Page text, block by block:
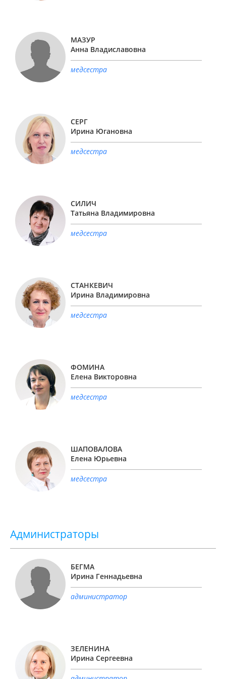
МАЗУР
Анна Владиславовна
медсестра
СЕРГ
Ирина Югановна
медсестра
СИЛИЧ
Татьяна Владимировна
медсестра
СТАНКЕВИЧ
Ирина Владимировна
медсестра
ФОМИНА
Елена Викторовна
медсестра
ШАПОВАЛОВА
Елена Юрьевна
медсестра
Администраторы
БЕГМА
Ирина Геннадьевна
администратор
ЗЕЛЕНИНА
Ирина Сергеевна